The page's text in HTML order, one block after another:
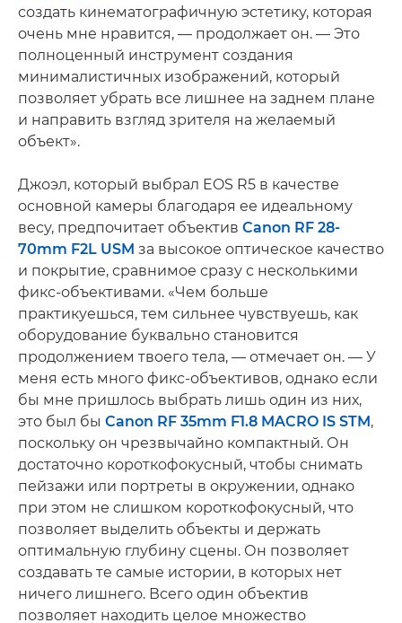
создать кинематографичную эстетику, которая
очень мне нравится, — продолжает он. — Это
полноценный инструмент создания
минималистичных изображений, который
позволяет убрать все лишнее на заднем плане
и направить взгляд зрителя на желаемый
объект».
Джоэл, который выбрал EOS R5 в качестве
основной камеры благодаря ее идеальному
весу, предпочитает объектив Canon RF 28-
70mm F2L USM за высокое оптическое качество
и покрытие, сравнимое сразу с несколькими
фикс-объективами. «Чем больше
практикуешься, тем сильнее чувствуешь, как
оборудование буквально становится
продолжением твоего тела, — отмечает он. — У
меня есть много фикс-объективов, однако если
бы мне пришлось выбрать лишь один из них,
это был бы Canon RF 35mm F1.8 MACRO IS STM,
поскольку он чрезвычайно компактный. Он
достаточно короткофокусный, чтобы снимать
пейзажи или портреты в окружении, однако
при этом не слишком короткофокусный, что
позволяет выделить объекты и держать
оптимальную глубину сцены. Он позволяет
создавать те самые истории, в которых нет
ничего лишнего. Всего один объектив
позволяет находить целое множество